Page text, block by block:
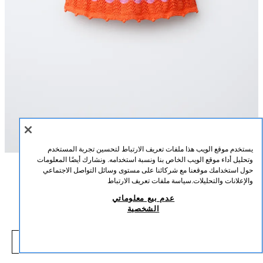
الوصف التركيبالقياسات
تنورة كروشية محاكة بشريط خصر مرن وربطة أمامية. رسمة مخططة.
2582/625/617
12,000 IQD
IQD
يستخدم موقع الويب هذا ملفات تعريف الارتباط لتحسين تجربة المستخدم
وتحليل أداء موقع الويب الخاص بنا ونسبة استخدامه. ونشارك أيضًا المعلومات
حول استخدامك موقعنا مع شركائنا على مستوى وسائل التواصل الاجتماعي
والإعلانات والتحليلات.سياسة ملفات تعريف الارتباط
عدم بيع معلوماتي
الشخصية